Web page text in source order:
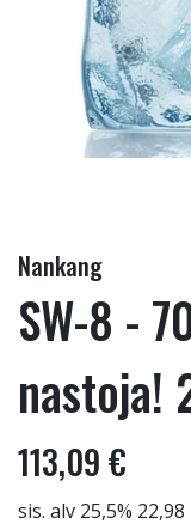
Nankang
SW-8 -
nastoja!
113,09 €
sis. alv 25,5% 22,98